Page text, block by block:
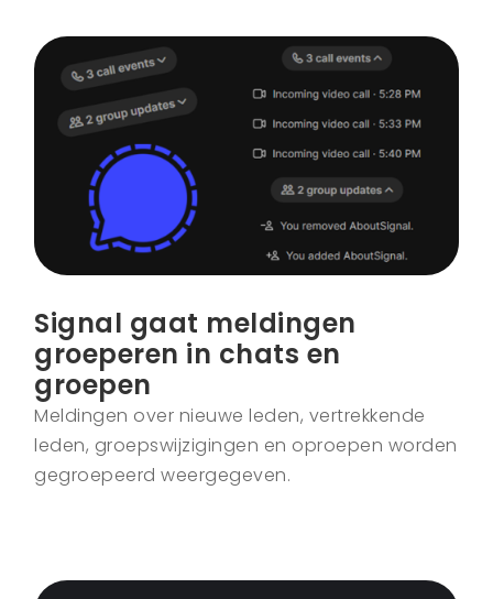
Signal gaat meldingen
groeperen in chats en
groepen
Meldingen over nieuwe leden, vertrekkende
leden, groepswijzigingen en oproepen worden
gegroepeerd weergegeven.